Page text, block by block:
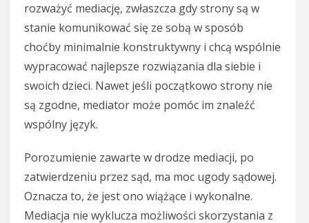
rozważyć mediację, zwłaszcza gdy strony są w
stanie komunikować się ze sobą w sposób
choćby minimalnie konstruktywny i chcą wspólnie
wypracować najlepsze rozwiązania dla siebie i
swoich dzieci. Nawet jeśli początkowo strony nie
są zgodne, mediator może pomóc im znaleźć
wspólny język.
Porozumienie zawarte w drodze mediacji, po
zatwierdzeniu przez sąd, ma moc ugody sądowej.
Oznacza to, że jest ono wiążące i wykonalne.
Mediacja nie wyklucza możliwości skorzystania z